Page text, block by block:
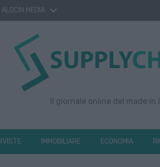
ALOCIN MEDIA
Il giornale online del made in
IMMOBILIARE ECONOMIA